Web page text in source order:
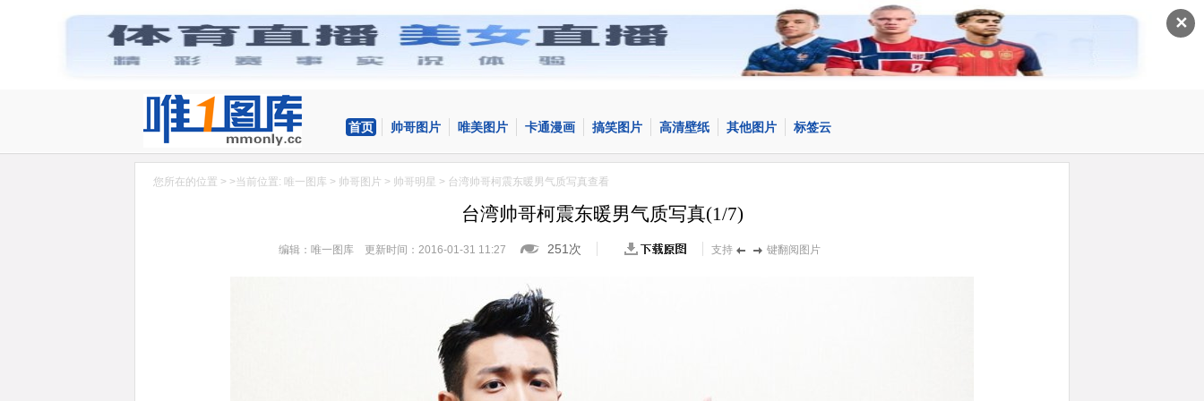
✕
首页 帅哥图片 唯美图片 卡通漫画 搞笑图片 高清壁纸 其他图片 标签云
您所在的位置 > >当前位置: 唯一图库 > 帅哥图片 > 帅哥明星 > 台湾帅哥柯震东暖男气质写真查看
台湾帅哥柯震东暖男气质写真(1/7)
编辑：唯一图库 更新时间：2016-01-31 11:27 251次 支持 键翻阅图片